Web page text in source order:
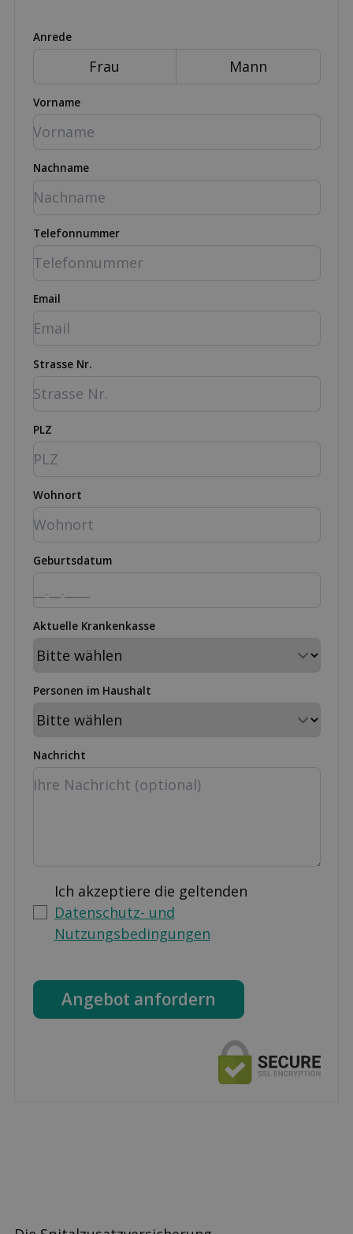
Anrede
Frau Mann
Vorname
Nachname
Telefonnummer
Email
Strasse Nr.
PLZ
Wohnort
Geburtsdatum
Aktuelle Krankenkasse
Personen im Haushalt
Nachricht
Ich akzeptiere die geltenden
Datenschutz- und
Nutzungsbedingungen
Angebot anfordern